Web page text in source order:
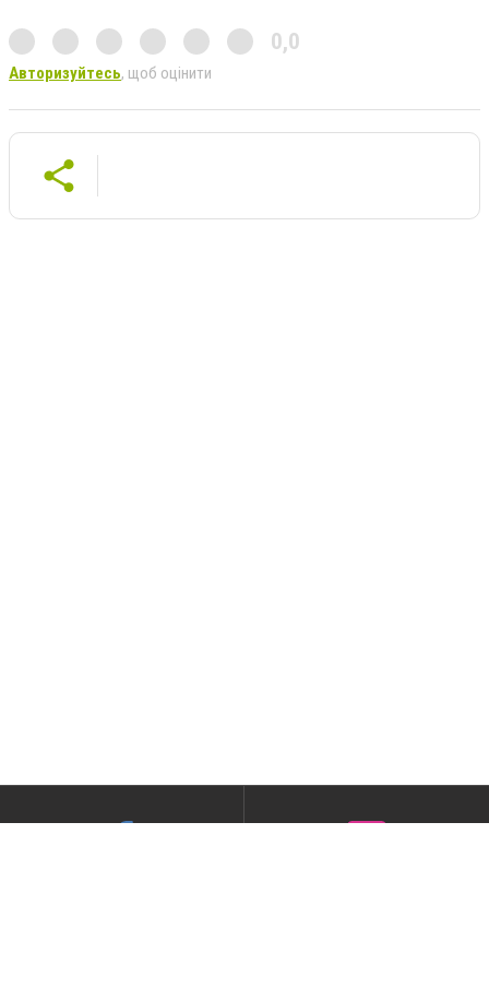
0,0
Авторизуйтесь, щоб оцінити